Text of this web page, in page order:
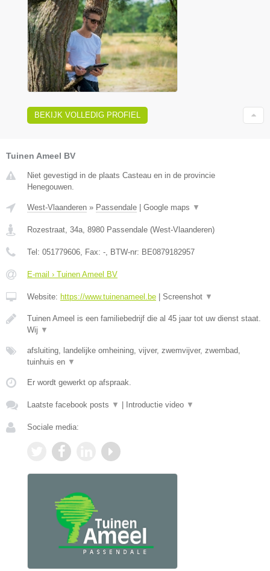
BEKIJK VOLLEDIG PROFIEL
Tuinen Ameel BV
Niet gevestigd in de plaats Casteau en in de provincie
Henegouwen.
West-Vlaanderen » Passendale Google maps ▼
Rozestraat, 34a, 8980 Passendale (West-Vlaanderen)
Tel: 051779606, Fax: -, BTW-nr: BE0879182957
E-mail › Tuinen Ameel BV
Website: https://www.tuinenameel.be Screenshot ▼
Tuinen Ameel is een familiebedrijf die al 45 jaar tot uw dienst staat.
Wij ▼
afsluiting, landelijke omheining, vijver, zwemvijver, zwembad,
tuinhuis en ▼
Er wordt gewerkt op afspraak.
Laatste facebook posts ▼ Introductie video ▼
Sociale media: